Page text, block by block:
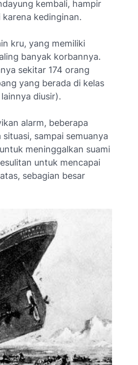
kembali, hampir
kedinginan.
kru, yang memiliki
banyak korbannya.
sekitar 174 orang
yang berada di kelas
diusir).
alarm, beberapa
sampai semuanya
meninggalkan suami
untuk mencapai
sebagian besar